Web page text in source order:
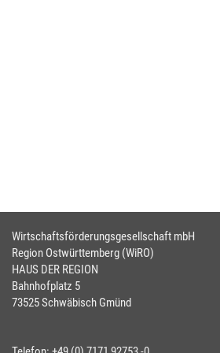
Wirtschaftsförderungsgesellschaft mbH
Region Ostwürttemberg (WiRO)
HAUS DER REGION
Bahnhofplatz 5
73525 Schwäbisch Gmünd